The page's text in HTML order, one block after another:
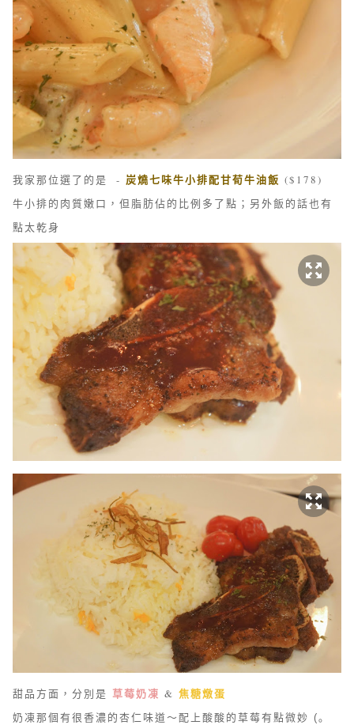
我家那位選了的是 - 炭燒七味牛小排配甘荀牛油飯 ($178)
牛小排的肉質嫩口，但脂肪佔的比例多了點；另外飯的話也有
點太乾身
甜品方面，分別是 草莓奶凍 & 焦糖燉蛋
奶凍那個有很香濃的杏仁味道～配上酸酸的草莓有點微妙 (｡